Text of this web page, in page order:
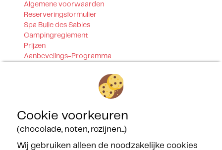
Algemene voorwaarden
Reserveringsformulier
Spa Bulle des Sables
Campingreglement
Prijzen
Aanbevelings-Programma
Onze certificeringen
Cookie voorkeuren
(chocolade, noten, rozijnen...)
Wij gebruiken alleen de noodzakelijke cookies